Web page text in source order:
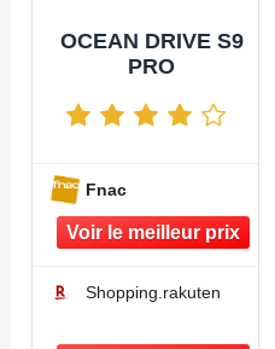
OCEAN DRIVE S9
PRO
Fnac
Shopping.rakuten